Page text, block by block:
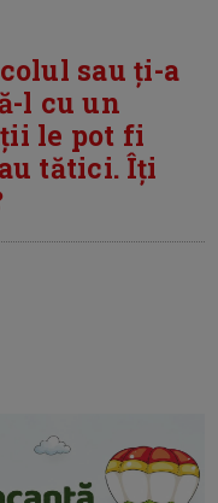
sau ți-a
l cu un
le pot fi
tătici. Îți